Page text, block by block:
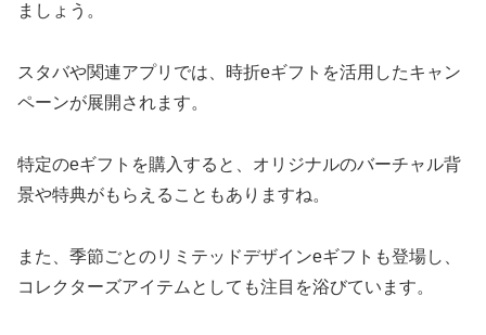
ましょう。
スタバや関連アプリでは、時折eギフトを活用したキャン
ペーンが展開されます。
特定のeギフトを購入すると、オリジナルのバーチャル背
景や特典がもらえることもありますね。
また、季節ごとのリミテッドデザインeギフトも登場し、
コレクターズアイテムとしても注目を浴びています。